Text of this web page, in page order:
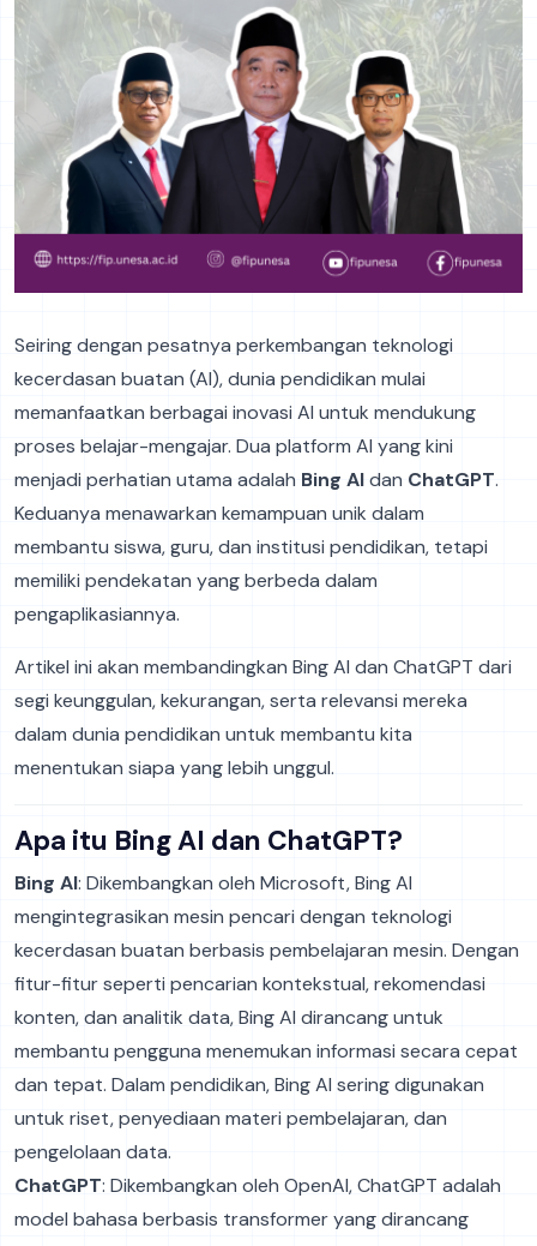
Seiring dengan pesatnya perkembangan teknologi
kecerdasan buatan (AI), dunia pendidikan mulai
memanfaatkan berbagai inovasi AI untuk mendukung
proses belajar-mengajar. Dua platform AI yang kini
menjadi perhatian utama adalah Bing AIdan ChatGPT.
Keduanya menawarkan kemampuan unik dalam
membantu siswa, guru, dan institusi pendidikan, tetapi
memiliki pendekatan yang berbeda dalam
pengaplikasiannya.
Artikel ini akan membandingkan Bing AI dan ChatGPT dari
segi keunggulan, kekurangan, serta relevansi mereka
dalam dunia pendidikan untuk membantu kita
menentukan siapa yang lebih unggul.
Apa itu Bing AI dan ChatGPT?
Bing AI: Dikembangkan oleh Microsoft, Bing AI
mengintegrasikan mesin pencari dengan teknologi
kecerdasan buatan berbasis pembelajaran mesin. Dengan
fitur-fitur seperti pencarian kontekstual, rekomendasi
konten, dan analitik data, Bing AI dirancang untuk
membantu pengguna menemukan informasi secara cepat
dan tepat. Dalam pendidikan, Bing AI sering digunakan
untuk riset, penyediaan materi pembelajaran, dan
pengelolaan data.
ChatGPT: Dikembangkan oleh OpenAI, ChatGPT adalah
model bahasa berbasis transformer yang dirancang